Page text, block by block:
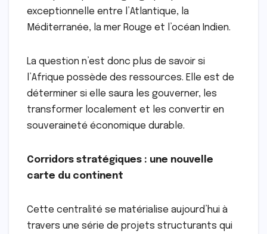
exceptionnelle entre l’Atlantique, la
Méditerranée, la mer Rouge et l’océan Indien.
La question n’est donc plus de savoir si
l’Afrique possède des ressources. Elle est de
déterminer si elle saura les gouverner, les
transformer localement et les convertir en
souveraineté économique durable.
Corridors stratégiques : une nouvelle
carte du continent
Cette centralité se matérialise aujourd’hui à
travers une série de projets structurants qui